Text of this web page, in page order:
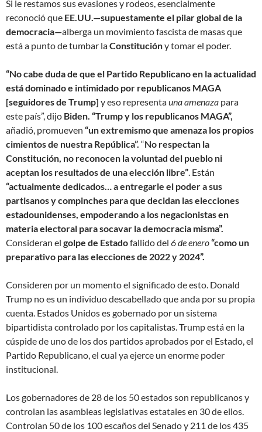
Si le restamos sus evasiones y rodeos, esencialmente
reconoció que EE.UU.—supuestamente el pilar global de la
democracia—alberga un movimiento fascista de masas que
está a punto de tumbar laConstitucióny tomar el poder.
“No cabe duda de que el Partido Republicano en la actualidad
está dominado e intimidado por republicanos MAGA
[seguidores de Trump] y eso representauna amenaza para
este país”, dijo Biden. “Trump y los republicanos MAGA”,
añadió, promueven “un extremismo que amenaza los propios
cimientos de nuestra República”. “No respectan la
Constitución, no reconocen la voluntad del pueblo ni
aceptan los resultados de una elección libre”. Están
“actualmente dedicados… a entregarle el poder a sus
partisanos y compinches para que decidan las elecciones
estadounidenses, empoderando a los negacionistas en
materia electoral para socavar la democracia misma”.
Consideran el golpe de Estadofallido del 6 de enero“como un
preparativo para las elecciones de 2022 y 2024”.
Consideren por un momento el significado de esto. Donald
Trump no es un individuo descabellado que anda por su propia
cuenta. Estados Unidos es gobernado por un sistema
bipartidista controlado por los capitalistas. Trump está en la
cúspide de uno de los dos partidos aprobados por el Estado, el
Partido Republicano, el cual ya ejerce un enorme poder
institucional.
Los gobernadores de 28 de los 50 estados son republicanos y
controlan las asambleas legislativas estatales en 30 de ellos.
Controlan 50 de los 100 escaños del Senado y 211 de los 435